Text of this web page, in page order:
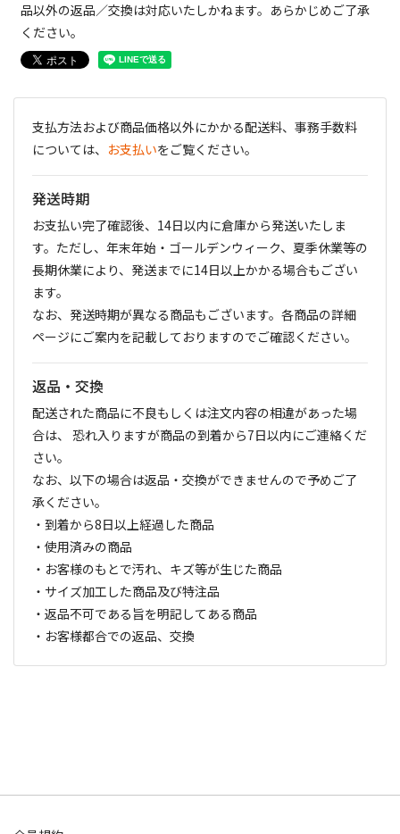
品以外の返品／交換は対応いたしかねます。あらかじめご了承
ください。
支払方法および商品価格以外にかかる配送料、事務手数料
については、 お支払いをご覧ください。
発送時期
お支払い完了確認後、14日以内に倉庫から発送いたしま
す。ただし、年末年始・ゴールデンウィーク、夏季休業等の
長期休業により、発送までに14日以上かかる場合もござい
ます。
なお、発送時期が異なる商品もございます。各商品の詳細
ページにご案内を記載しておりますのでご確認ください。
返品・交換
配送された商品に不良もしくは注文内容の相違があった場
合は、 恐れ入りますが商品の到着から7日以内にご連絡くだ
さい。
なお、以下の場合は返品・交換ができませんので予めご了
承ください。
・到着から8日以上経過した商品
・使用済みの商品
・お客様のもとで汚れ、キズ等が生じた商品
・サイズ加工した商品及び特注品
・返品不可である旨を明記してある商品
・お客様都合での返品、交換